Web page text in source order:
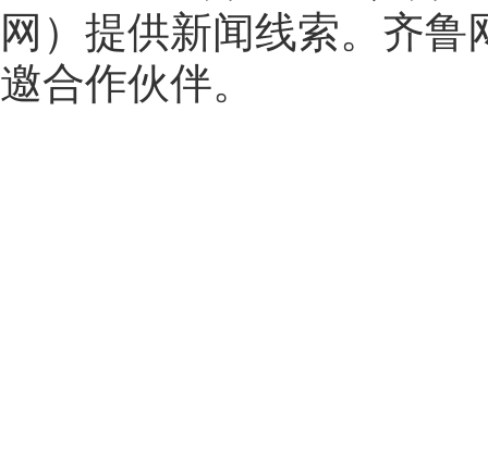
网 ）提供新闻线索。齐鲁
邀合作伙伴。